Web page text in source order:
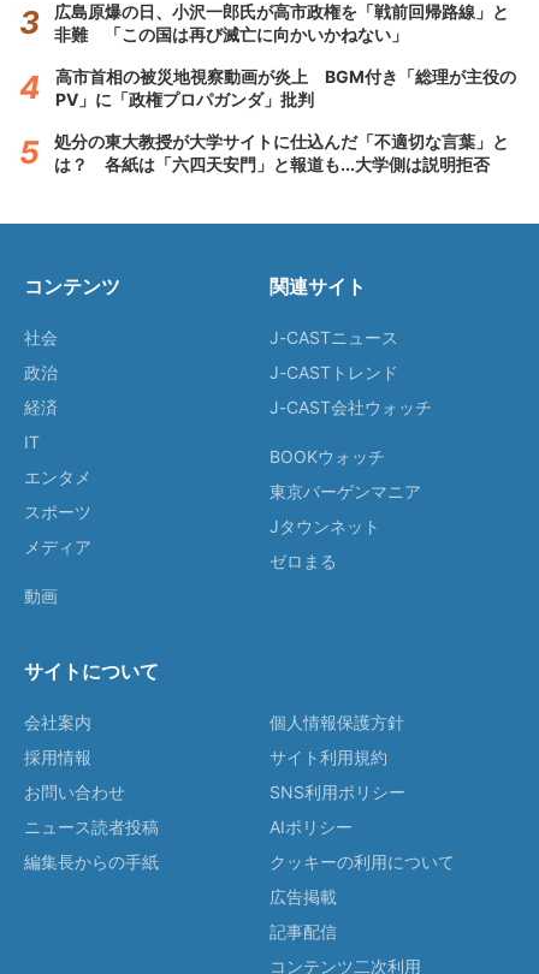
広島原爆の日、小沢一郎氏が高市政権を「戦前回帰路線」と
非難 「この国は再び滅亡に向かいかねない」
高市首相の被災地視察動画が炎上 BGM付き「総理が主役の
PV」に「政権プロパガンダ」批判
処分の東大教授が大学サイトに仕込んだ「不適切な言葉」と
は？ 各紙は「六四天安門」と報道も...大学側は説明拒否
コンテンツ
社会
政治
経済
IT
エンタメ
スポーツ
メディア
動画
関連サイト
J-CASTニュース
J-CASTトレンド
J-CAST会社ウォッチ
BOOKウォッチ
東京バーゲンマニア
Jタウンネット
ゼロまる
サイトについて
会社案内
採用情報
お問い合わせ
ニュース読者投稿
編集長からの手紙
個人情報保護方針
サイト利用規約
SNS利用ポリシー
AIポリシー
クッキーの利用について
広告掲載
記事配信
コンテンツ二次利用